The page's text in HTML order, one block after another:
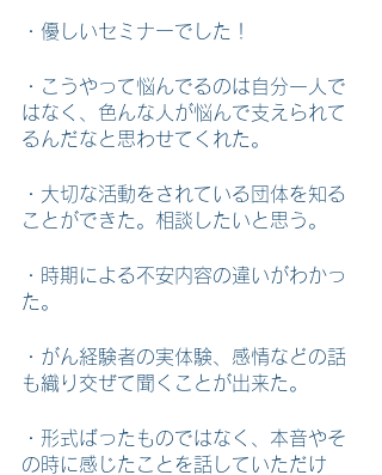
・優しいセミナーでした！
・こうやって悩んでるのは自分一人で
はなく、色んな人が悩んで支えられて
るんだなと思わせてくれた。
・大切な活動をされている団体を知る
ことができた。相談したいと思う。
・時期による不安内容の違いがわかっ
た。
・がん経験者の実体験、感情などの話
も織り交ぜて聞くことが出来た。
・形式ばったものではなく、本音やそ
の時に感じたことを話していただけ